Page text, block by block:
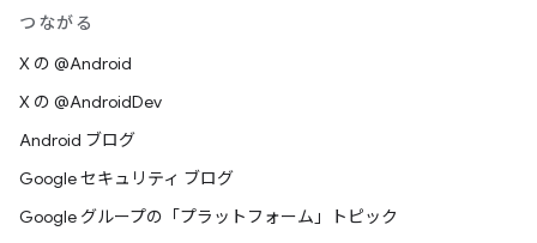
つながる
X の @Android
X の @AndroidDev
Android ブログ
Google セキュリティ ブログ
Google グループの「プラットフォーム」トピック